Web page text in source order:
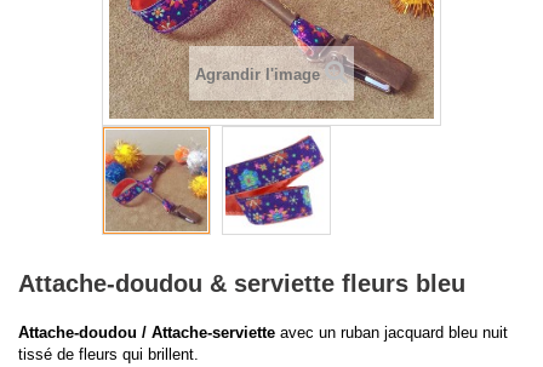
Agrandir l'image
Attache-doudou & serviette fleurs bleu
Attache-doudou / Attache-serviette avec un ruban jacquard bleu nuit
tissé de fleurs qui brillent.